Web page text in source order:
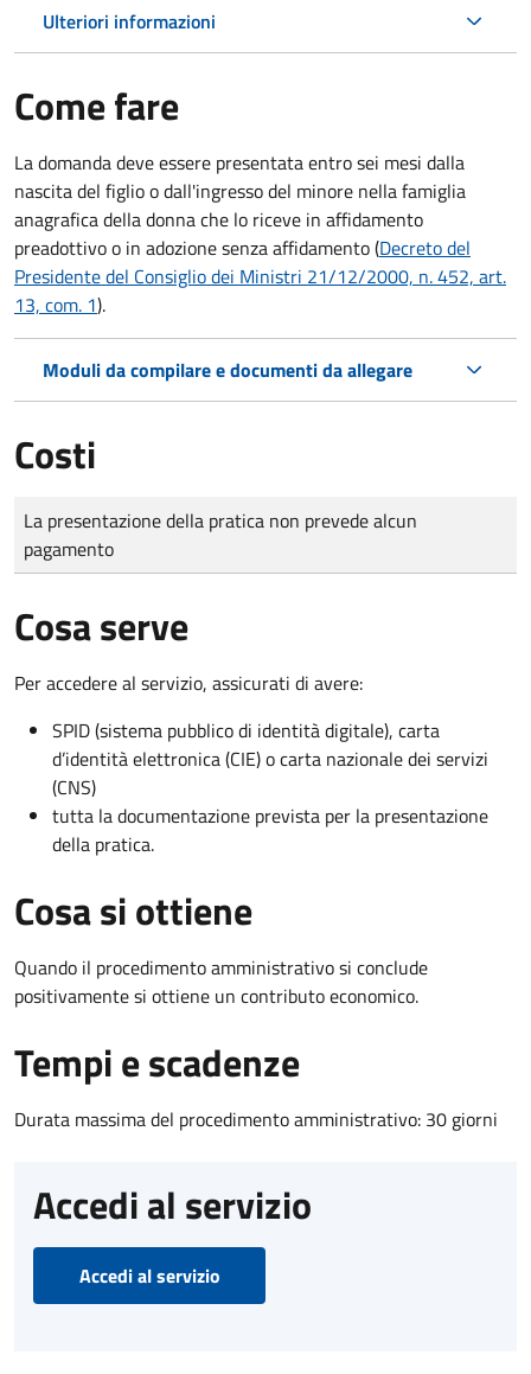
Ulteriori informazioni
Come fare
La domanda deve essere presentataentro sei mesi dalla
nascita del figlio o dall'ingresso del minore nella famiglia
anagrafica della donna che lo riceve in affidamento
preadottivo o in adozione senza affidamento (Decreto del
Presidente del Consiglio dei Ministri 21/12/2000, n. 452, art.
13, com. 1).
Moduli da compilare e documenti da allegare
Costi
Tipo di pagamento
Importo
La presentazione della pratica non prevede alcun
pagamento
Cosa serve
Per accedere al servizio, assicurati di avere:
SPID (sistema pubblico di identità digitale), carta
d’identità elettronica (CIE) o carta nazionale dei servizi
(CNS)
tutta la documentazione prevista per la presentazione
della pratica.
Cosa si ottiene
Quando il procedimento amministrativo si conclude
positivamente si ottiene un contributo economico.
Tempi e scadenze
Durata massima del procedimento amministrativo: 30 giorni
Accedi al servizio
Accedi al servizio